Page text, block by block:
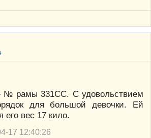
№ рамы 331СС. С удовольствием
для большой девочки. Ей
его вес 17 кило.
17 12:40:26